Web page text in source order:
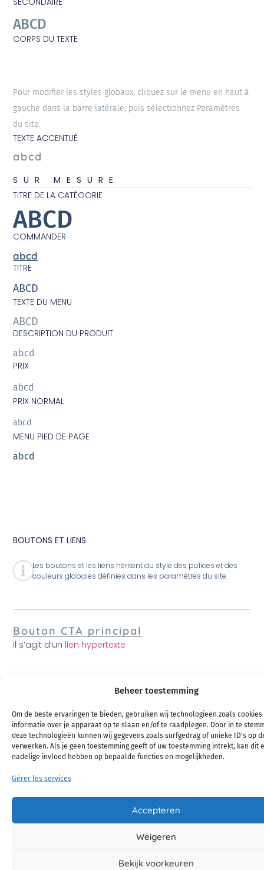
Beheer toestemming
Om de beste ervaringen te bieden, gebruiken wij technologieën zoals cookies
informatie over je apparaat op te slaan en/of te raadplegen. Door in te
deze technologieën kunnen wij gegevens zoals surfgedrag of unieke ID's op
verwerken. Als je geen toestemming geeft of uw toestemming intrekt, kan dit
nadelige invloed hebben op bepaalde functies en mogelijkheden.
Gérer les services
Accepteren
Weigeren
Bekijk voorkeuren
ABCD
CORPS DU TEXTE
Pour modifier les styles globaux, cliquez sur le menu en haut à
gauche dans la barre latérale, puis sélectionnez Paramètres
du site.
TEXTE ACCENTUÉ
abcd
SUR MESURE
TITRE DE LA CATÉGORIE
ABCD
COMMANDER
abcd
TITRE
ABCD
TEXTE DU MENU
ABCD
DESCRIPTION DU PRODUIT
abcd
PRIX
abcd
PRIX NORMAL
abcd
MENU PIED DE PAGE
abcd
BOUTONS ET LIENS
Les boutons et les liens héritent du style des polices et des
couleurs globales définies dans les paramètres du site.
Bouton CTA principal
Il s’agit d’un lien hypertexte